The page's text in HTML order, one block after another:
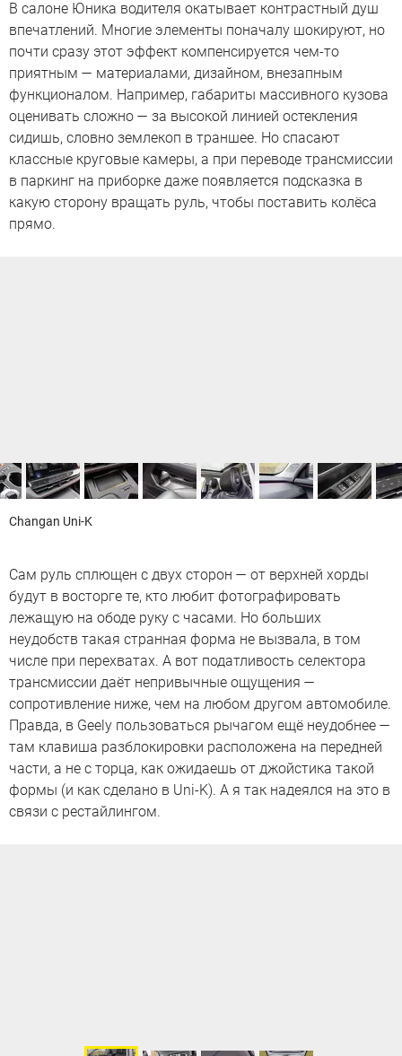
В салоне Юника водителя окатывает контрастный душ
впечатлений. Многие элементы поначалу шокируют, но
почти сразу этот эффект компенсируется чем-то
приятным — материалами, дизайном, внезапным
функционалом. Например, габариты массивного кузова
оценивать сложно — за высокой линией остекления
сидишь, словно землекоп в траншее. Но спасают
классные круговые камеры, а при переводе трансмиссии
в паркинг на приборке даже появляется подсказка в
какую сторону вращать руль, чтобы поставить колёса
прямо.
Changan Uni-K
Сам руль сплющен с двух сторон — от верхней хорды
будут в восторге те, кто любит фотографировать
лежащую на ободе руку с часами. Но больших
неудобств такая странная форма не вызвала, в том
числе при перехватах. А вот податливость селектора
трансмиссии даёт непривычные ощущения —
сопротивление ниже, чем на любом другом автомобиле.
Правда, в Geely пользоваться рычагом ещё неудобнее —
там клавиша разблокировки расположена на передней
части, а не с торца, как ожидаешь от джойстика такой
формы (и как сделано в Uni-K). А я так надеялся на это в
связи с рестайлингом.